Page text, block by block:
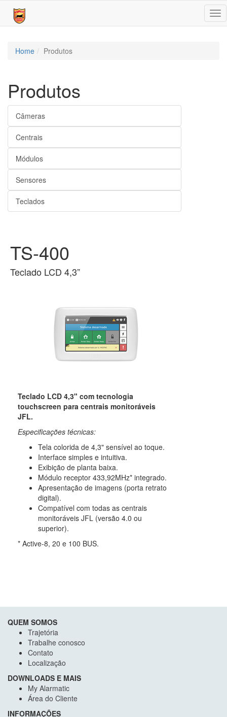
Home Produtos
Produtos
Câmeras
Centrais
Módulos
Sensores
Teclados
TS-400
Teclado LCD 4,3”
Teclado LCD 4,3" com tecnologia
touchscreen para centrais monitoráveis
JFL.
Especificações técnicas:
Tela colorida de 4,3" sensível ao toque.
Interface simples e intuitiva.
Exibição de planta baixa.
Módulo receptor 433,92MHz* integrado.
Apresentação de imagens (porta retrato
digital).
Compatível com todas as centrais
monitoráveis JFL (versão 4.0 ou
superior).
* Active-8, 20 e 100 BUS.
QUEM SOMOS
Trajetória
Trabalhe conosco
Contato
Localização
DOWNLOADS E MAIS
My Alarmatic
Área do Cliente
INFORMAÇÕES